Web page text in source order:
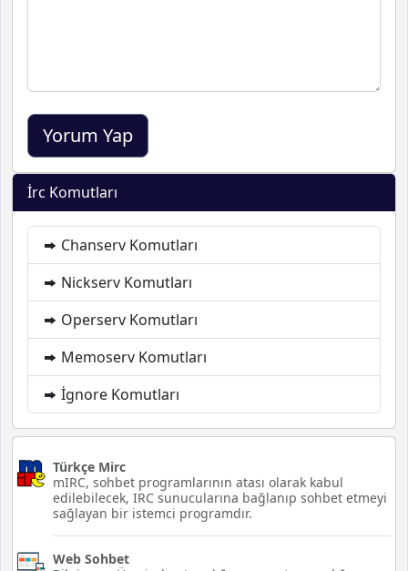
İrc Komutları
Chanserv Komutları
Nickserv Komutları
Operserv Komutları
Memoserv Komutları
İgnore Komutları
Türkçe Mirc
mIRC, sohbet programlarının atası olarak kabul
edilebilecek, IRC sunucularına bağlanıp sohbet etmeyi
sağlayan bir istemci programdır.
Web Sohbet